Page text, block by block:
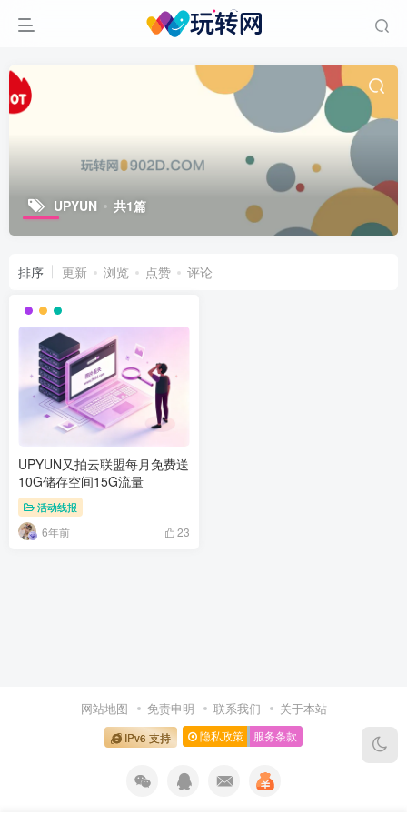
UPYUN 共1篇
排序 更新 浏览 点赞 评论
UPYUN又拍云联盟每月免费送
10G储存空间15G流量
活动线报
6年前 23
网站地图 免责申明 联系我们 关于本站
IPv6 支持 隐私政策 服务条款